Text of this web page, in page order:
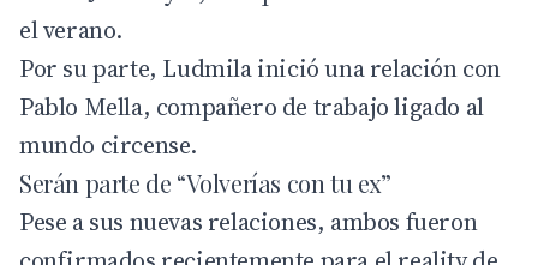
el verano.
Por su parte, Ludmila inició una relación con
Pablo Mella, compañero de trabajo ligado al
mundo circense.
Serán parte de “Volverías con tu ex”
Pese a sus nuevas relaciones, ambos fueron